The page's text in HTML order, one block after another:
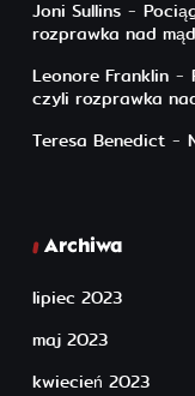
Joni Sullins-
rozprawka nad
Leonore Franklin-
czyli rozprawka
Teresa Benedict-
Archiwa
lipiec 2023
maj 2023
kwiecień 2023